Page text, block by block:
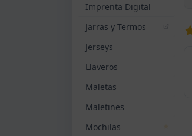
Imprenta Digital
Jarras y Termos
Jerseys
Llaveros
Maletas
Maletines
Mochilas